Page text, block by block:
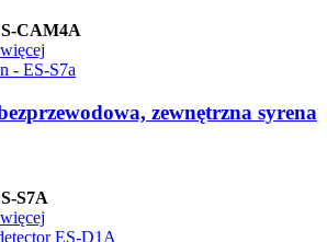
CAM4A
zewnętrzna syrena
S7A